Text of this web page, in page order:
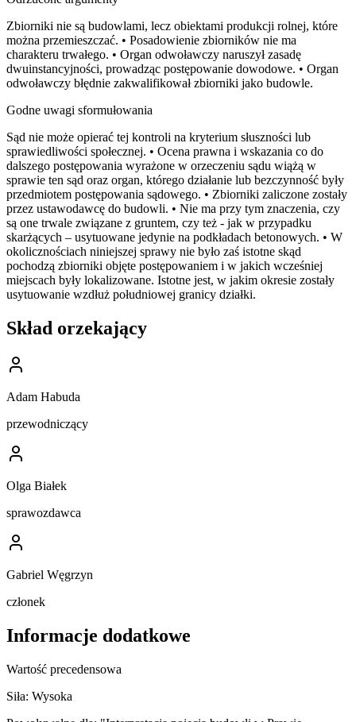
Zbiorniki nie są budowlami, lecz obiektami produkcji rolnej, które
można przemieszczać. • Posadowienie zbiorników nie ma
charakteru trwałego. • Organ odwoławczy naruszył zasadę
dwuinstancyjności, prowadząc postępowanie dowodowe. • Organ
odwoławczy błędnie zakwalifikował zbiorniki jako budowle.
Godne uwagi sformułowania
Sąd nie może opierać tej kontroli na kryterium słuszności lub
sprawiedliwości społecznej. • Ocena prawna i wskazania co do
dalszego postępowania wyrażone w orzeczeniu sądu wiążą w
sprawie ten sąd oraz organ, którego działanie lub bezczynność były
przedmiotem postępowania sądowego. • Zbiorniki zaliczone zostały
przez ustawodawcę do budowli. • Nie ma przy tym znaczenia, czy
są one trwale związane z gruntem, czy też - jak w przypadku
skarżących – usytuowane jedynie na podkładach betonowych. • W
okolicznościach niniejszej sprawy nie było zaś istotne skąd
pochodzą zbiorniki objęte postępowaniem i w jakich wcześniej
miejscach były lokalizowane. Istotne jest, w jakim okresie zostały
usytuowanie wzdłuż południowej granicy działki.
Skład orzekający
Adam Habuda
przewodniczący
Olga Białek
sprawozdawca
Gabriel Węgrzyn
członek
Informacje dodatkowe
Wartość precedensowa
Siła: Wysoka